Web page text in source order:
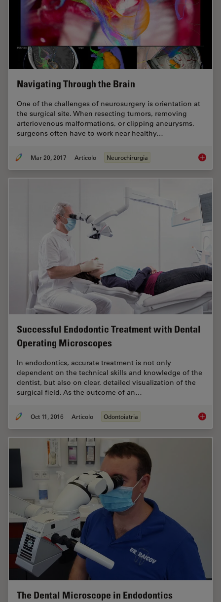
Navigating Through the Brain
One of the challenges of neurosurgery is orientation at
the surgical site. When resecting tumors, removing
arteriovenous malformations, or clipping aneurysms,
surgeons often have to work near healthy…
Mar 20, 2017 Articolo Neurochirurgia
Successful Endodontic Treatment with Dental
Operating Microscopes
In endodontics, accurate treatment is not only
dependent on the technical skills and knowledge of the
dentist, but also on clear, detailed visualization of the
surgical field. As the outcome of an…
Oct 11, 2016 Articolo Odontoiatria
The Dental Microscope in Endodontics